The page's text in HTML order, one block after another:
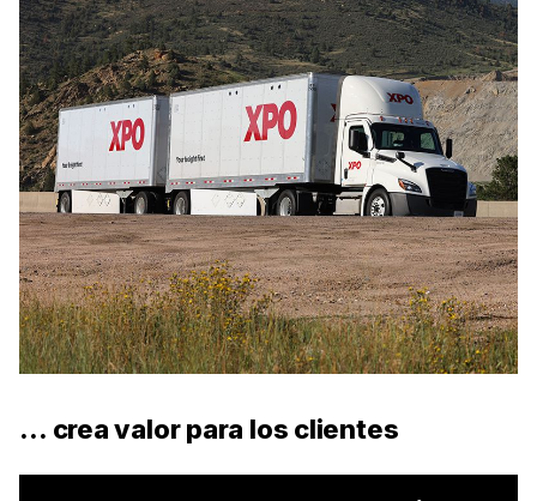
… crea valor para los clientes